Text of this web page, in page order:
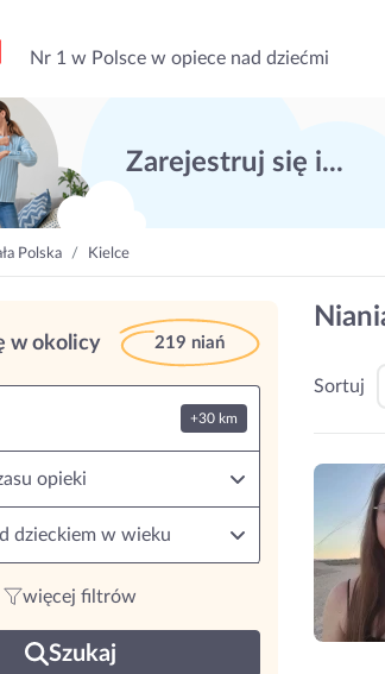
Nr 1 w Polsce w opiece nad dziećmi
Zarejestruj się i...
Polska Kielce
w okolicy 219 niań
+30 km
opieki
dzieckiem w wieku
więcej filtrów
Szukaj
Sortuj